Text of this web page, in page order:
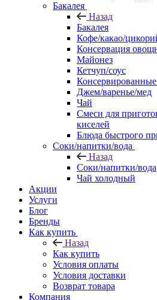
Бакалея
Назад
Бакалея
Кофе/какао/
Консервация
Майонез
Кетчуп/соус
Джем/варенье/мед
Чай
Смеси для
киселей
Блюда быстрого
Соки/напитки/вода
Назад
Соки/напитки/вода
Чай холодный
Акции
Услуги
Блог
Бренды
Как купить
Назад
Как купить
Условия оплаты
Условия доставки
Возврат товара
Компания